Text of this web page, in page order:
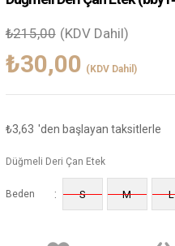
₺215,00 (KDV Dahil)
₺30,00 (KDV Dahil)
₺3,63 'den başlayan taksitlerle
Düğmeli Deri Çan Etek
Beden : S M L